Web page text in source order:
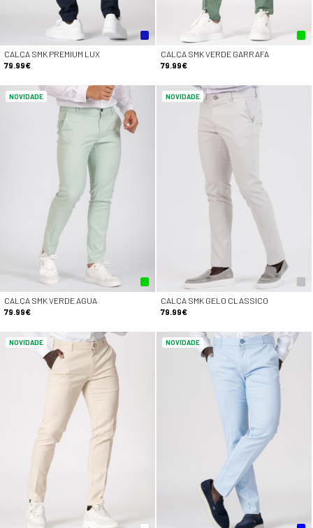
CALÇA SMK PREMIUM LUX
79.99€
CALÇA SMK VERDE GARRAFA
79.99€
NOVIDADE
CALÇA SMK VERDE AGUA
79.99€
NOVIDADE
CALÇA SMK GELO CLASSICO
79.99€
NOVIDADE NOVIDADE